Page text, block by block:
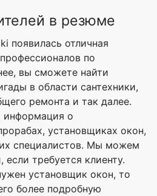
в резюме
появилась отличная
по
вы сможете найти
в области сантехники,
ремонта и так далее.
информация о
установщиках окон,
специалистов. Мы можем
требуется клиенту.
установщик окон, то
более подробную